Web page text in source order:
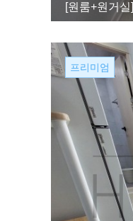
[원룸+원거실]
프리미엄